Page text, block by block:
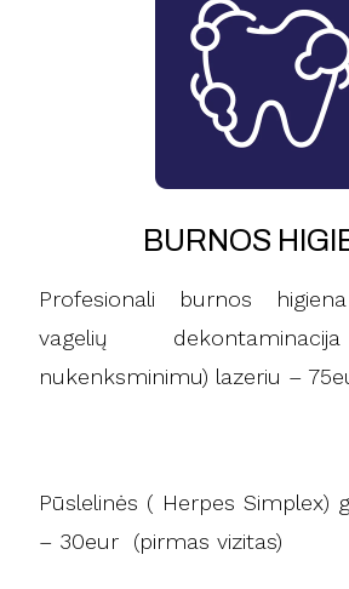
BURNOS
Profesionali burnos
vagelių
nukenksminimu) lazeriu –
Pūslelinės ( Herpes Simplex)
– 30eur (pirmas vizitas)